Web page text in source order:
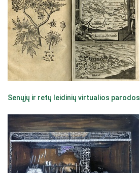
Senųjų ir retų leidinių virtualios parodos